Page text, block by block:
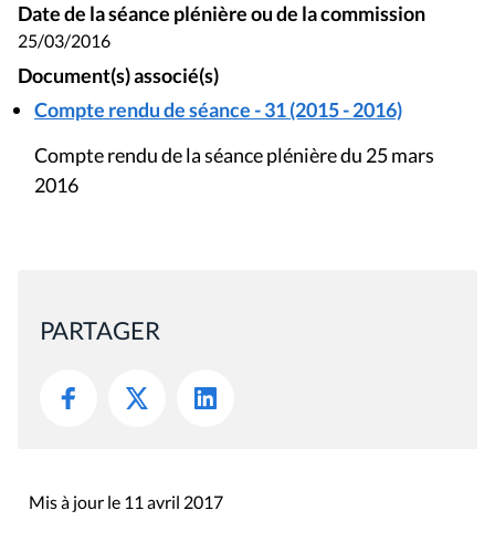
Date de la séance plénière ou de la commission
25/03/2016
Document(s) associé(s)
Compte rendu de séance - 31 (2015 - 2016)
Compte rendu de la séance plénière du 25 mars
2016
PARTAGER
Mis à jour le 11 avril 2017